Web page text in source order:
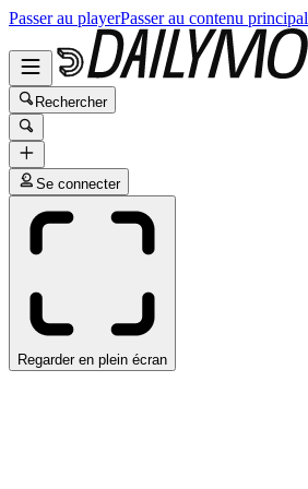
Passer au playerPasser au contenu principal
Rechercher
Se connecter
Regarder en plein écran